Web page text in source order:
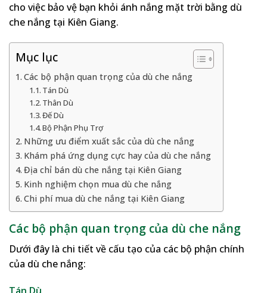
cho việc bảo vệ bạn khỏi ánh nắng mặt trời bằng dù
che nắng tại Kiên Giang.
Mục lục
Các bộ phận quan trọng của dù che nắng
Tán Dù
Thân Dù
Đế Dù
Bộ Phận Phụ Trợ
Những ưu điểm xuất sắc của dù che nắng
Khám phá ứng dụng cực hay của dù che nắng
Địa chỉ bán dù che nắng tại Kiên Giang
Kinh nghiệm chọn mua dù che nắng
Chi phí mua dù che nắng tại Kiên Giang
Các bộ phận quan trọng của dù che nắng
Dưới đây là chi tiết về cấu tạo của các bộ phận chính
của dù che nắng: